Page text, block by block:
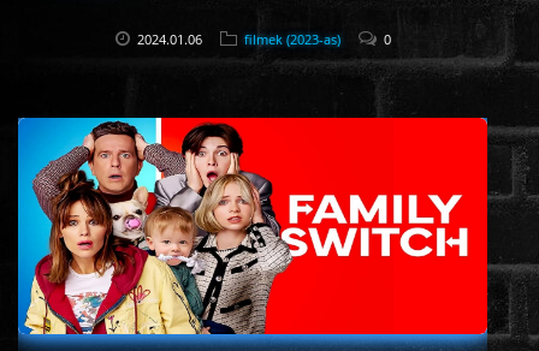
2024.01.06 filmek (2023-as) 0